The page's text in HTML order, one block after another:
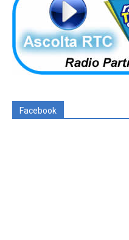
Facebook